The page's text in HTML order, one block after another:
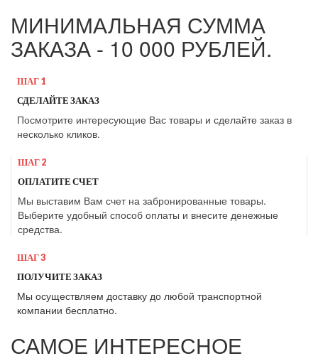
МИНИМАЛЬНАЯ СУММА
ЗАКАЗА - 10 000 РУБЛЕЙ.
ШАГ 1
СДЕЛАЙТЕ ЗАКАЗ
Посмотрите интересующие Вас товары и сделайте заказ в
несколько кликов.
ШАГ 2
ОПЛАТИТЕ СЧЕТ
Мы выставим Вам счет на забронированные товары.
Выберите удобный способ оплаты и внесите денежные
средства.
ШАГ 3
ПОЛУЧИТЕ ЗАКАЗ
Мы осуществляем доставку до любой транспортной
компании бесплатно.
САМОЕ ИНТЕРЕСНОЕ